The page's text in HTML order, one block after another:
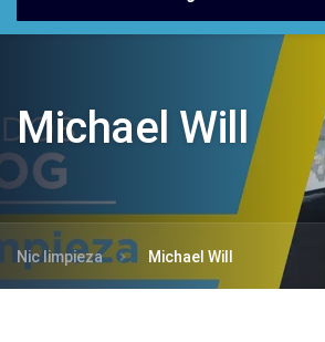
Michael Will
Nic limpieza Michael Will